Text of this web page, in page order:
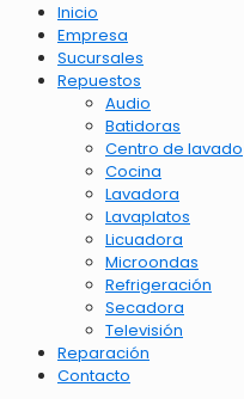
Inicio
Empresa
Sucursales
Repuestos
Audio
Batidoras
Centro de lavado
Cocina
Lavadora
Lavaplatos
Licuadora
Microondas
Refrigeración
Secadora
Televisión
Reparación
Contacto